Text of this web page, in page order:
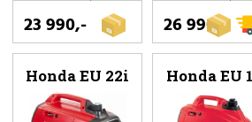
23 990,- 26 990,-
Honda EU 22i Honda EU